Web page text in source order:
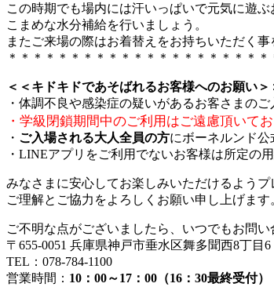
この時期でも場内には汗いっぱいで元気に遊ぶ
こまめな水分補給を行いましょう。
またご来場の際はお着替えをお持ちいただく事
＊＊＊＊＊＊＊＊＊＊＊＊＊＊＊＊＊＊＊＊
＜＜キドキドであそばれるお客様へのお願い＞
・体調不良や感染症の疑いがあるお客さまのご
・学級閉鎖期間中のご利用はご遠慮頂いてお
・ ご入場される大人全員の方にボーネルンド公
・LINEアプリをご利用でないお客様は所定の
みなさまに安心してお楽しみいただけるようプ
ご理解とご協力をよろしくお願い申し上げます
ご不明な点がございましたら、いつでもお問い
〒655-0051 兵庫県神戸市垂水区舞多聞西8丁目6
TEL：078-784-1100
営業時間： 10：00～17：00（16：30最終受付）